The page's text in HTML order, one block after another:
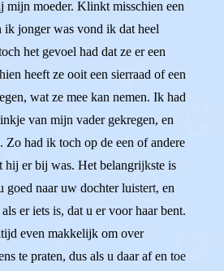
mijn moeder. Klinkt misschien een
ik jonger was vond ik dat heel
het gevoel had dat ze er een
heeft ze ooit een sierraad of een
wat ze mee kan nemen. Ik had
van mijn vader gekregen, en
Zo had ik toch op de een of andere
hij er bij was. Het belangrijkste is
goed naar uw dochter luistert, en
er iets is, dat u er voor haar bent.
even makkelijk om over
te praten, dus als u daar af en toe